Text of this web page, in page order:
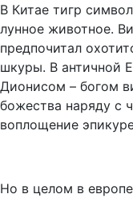
В Китае тигр
лунное животное.
предпочитал
шкуры. В античной
Дионисом – богом
божества наряду с
воплощение
Но в целом в